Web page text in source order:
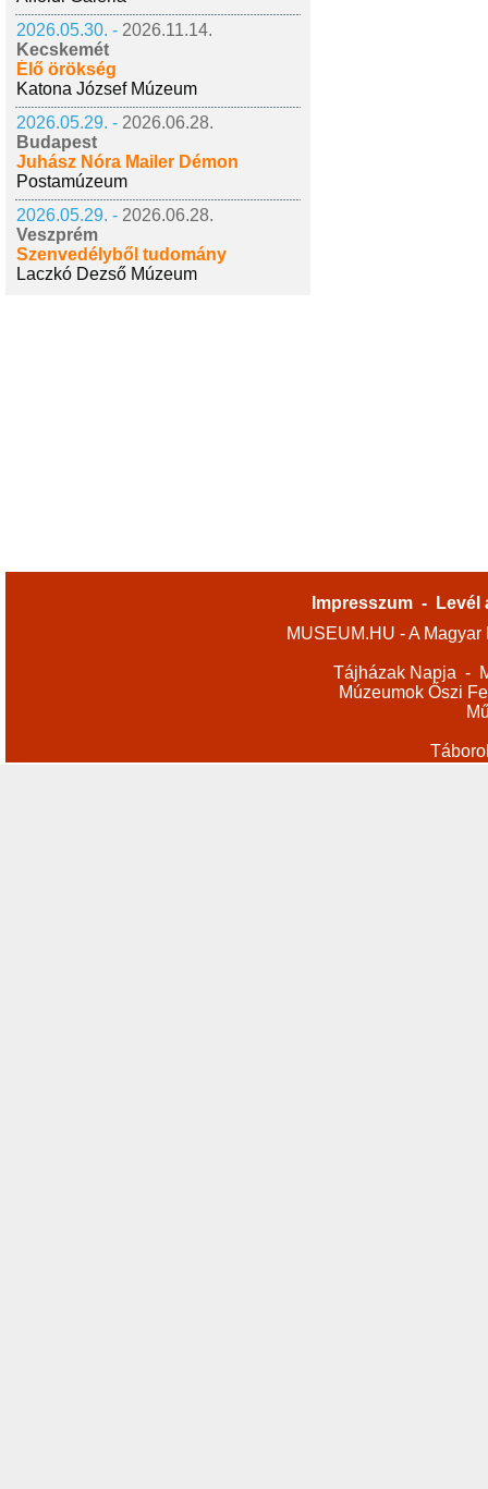
2026.05.30. - 2026.11.14.
Kecskemét
Élő örökség
Katona József Múzeum
2026.05.29. - 2026.06.28.
Budapest
Juhász Nóra Mailer Démon
Postamúzeum
2026.05.29. - 2026.06.28.
Veszprém
Szenvedélyből tudomány
Laczkó Dezső Múzeum
Impresszum -
Levél
MUSEUM.HU - A
Tájházak Napja -
Múzeumok Őszi